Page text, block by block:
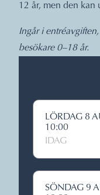
12 år, men den kan
Ingår i
besökare 0–18 år.
LÖRDAG 8
10:00
IDAG
SÖNDAG 9